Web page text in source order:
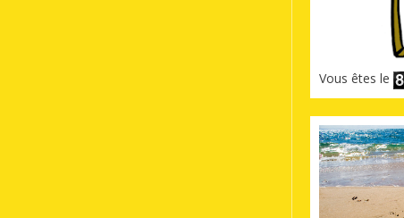
Vous êtes le